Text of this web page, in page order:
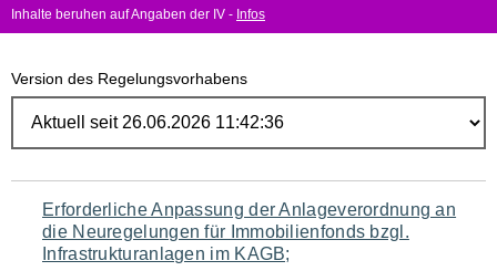
Inhalte beruhen auf Angaben der IV - Infos
Version des Regelungsvorhabens
Navigation
für
Erforderliche Anpassung der Anlageverordnung an
die Neuregelungen für Immobilienfonds bzgl.
Infrastrukturanlagen im KAGB;